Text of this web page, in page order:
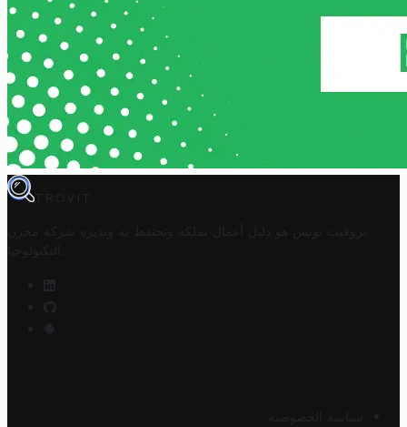
TROVIT
تروفيت تونس هو دليل أعمال تملكه وتحتفظ به وتديره
شركة مخزن
التكنولوجيا
سياسة الخصوصية